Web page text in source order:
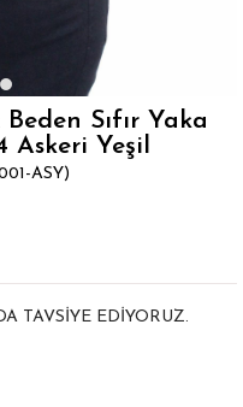
Sıfır Yaka
Askeri Yeşil
ASY)
TAVSIYE EDIYORUZ.